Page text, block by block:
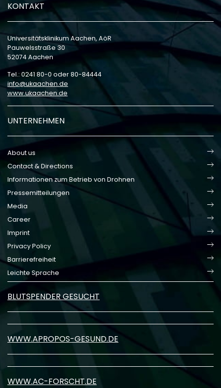
KONTAKT
Universitätsklinikum Aachen, AöR
Pauwelsstraße 30
52074 Aachen
Tel.: 0241 80-0 oder 80-84444
info
ukaachen de
www.ukaachen.de
UNTERNEHMEN
About us
Contact & Directions
Informationen zum Betrieb von Drohnen
Pressemitteilungen
Media
Career
Imprint
Privacy Policy
Barrierefreiheit
Leichte Sprache
BLUTSPENDER GESUCHT
WWW.APROPOS-GESUND.DE
WWW.AC-FORSCHT.DE